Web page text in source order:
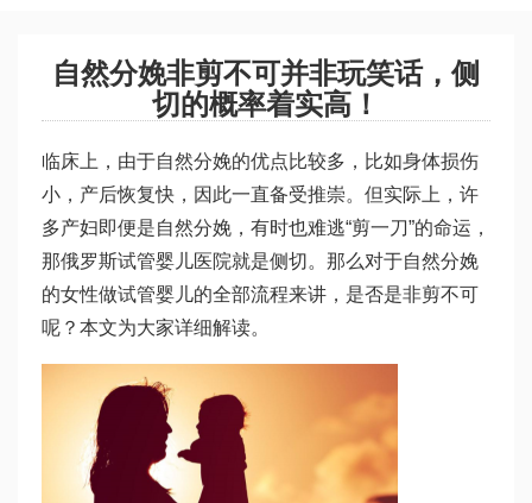
自然分娩非剪不可并非玩笑话，侧
切的概率着实高！
临床上，由于自然分娩的优点比较多，比如身体损伤
小，产后恢复快，因此一直备受推崇。但实际上，许
多产妇即便是自然分娩，有时也难逃“剪一刀”的命运，
那俄罗斯试管婴儿医院就是侧切。那么对于自然分娩
的女性做试管婴儿的全部流程来讲，是否是非剪不可
呢？本文为大家详细解读。